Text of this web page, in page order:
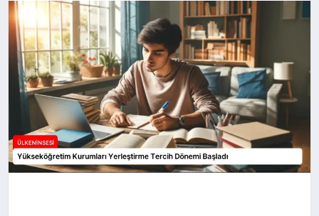
TEKNOLOJI
YAŞAM
MALATYA HABERLERI